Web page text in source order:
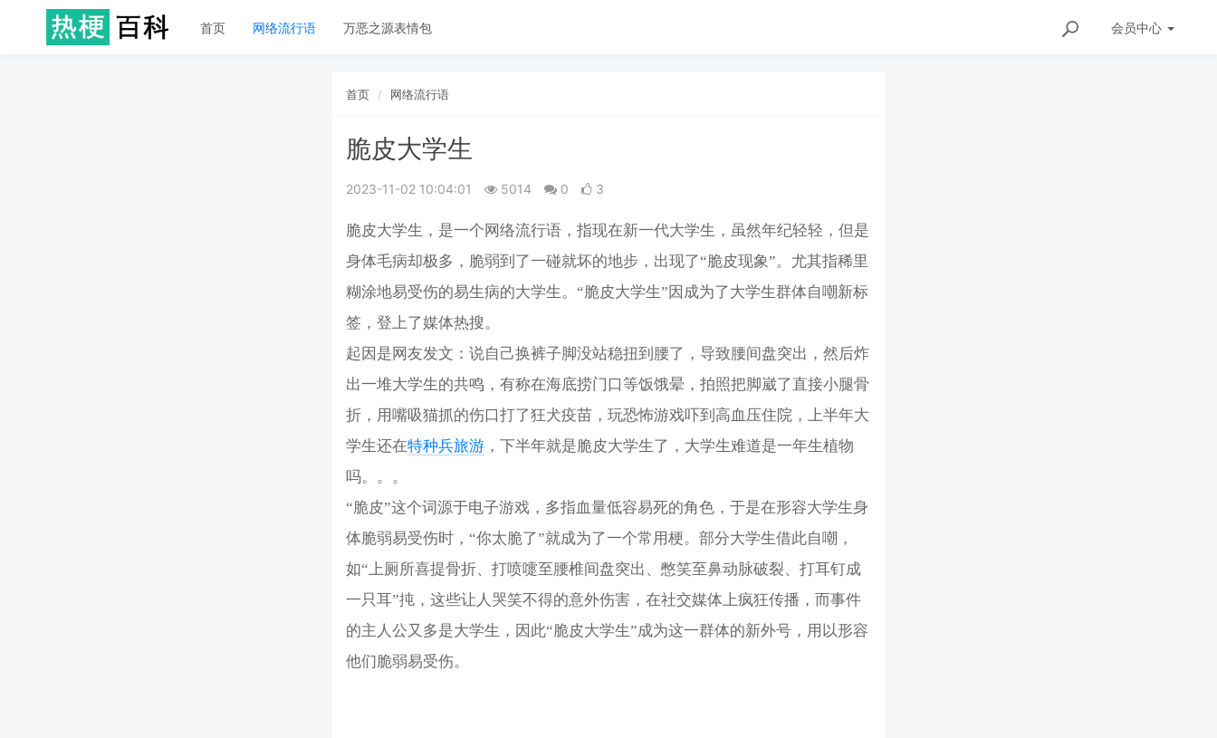
首页 网络流行语 万恶之源表情包 会员中心
首页 网络流行语
脆皮大学生
2023-11-02 10:04:01 5014 0 3
脆皮大学生，是一个网络流行语，指现在新一代大学生，虽然年纪轻轻，但是
身体毛病却极多，脆弱到了一碰就坏的地步，出现了“脆皮现象”。尤其指稀里
糊涂地易受伤的易生病的大学生。“脆皮大学生”因成为了大学生群体自嘲新标
签，登上了媒体热搜。
起因是网友发文：说自己换裤子脚没站稳扭到腰了，导致腰间盘突出，然后炸
出一堆大学生的共鸣，有称在海底捞门口等饭饿晕，拍照把脚崴了直接小腿骨
折，用嘴吸猫抓的伤口打了狂犬疫苗，玩恐怖游戏吓到高血压住院，上半年大
学生还在特种兵旅游 ，下半年就是脆皮大学生了，大学生难道是一年生植物
吗。。。
“脆皮”这个词源于电子游戏，多指血量低容易死的角色，于是在形容大学生身
体脆弱易受伤时，“你太脆了”就成为了一个常用梗。部分大学生借此自嘲，
如“上厕所喜提骨折、打喷嚏至腰椎间盘突出、憋笑至鼻动脉破裂、打耳钉成
一只耳”扽，这些让人哭笑不得的意外伤害，在社交媒体上疯狂传播，而事件
的主人公又多是大学生，因此“脆皮大学生”成为这一群体的新外号，用以形容
他们脆弱易受伤。